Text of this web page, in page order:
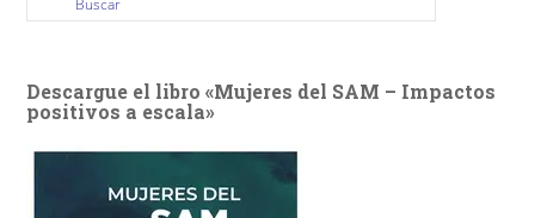
Descargue el libro «Mujeres del SAM – Impactos
positivos a escala»